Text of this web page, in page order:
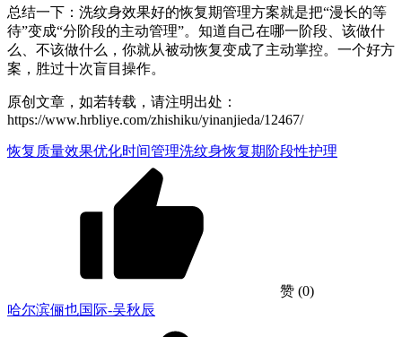
总结一下：洗纹身效果好的恢复期管理方案就是把“漫长的等
待”变成“分阶段的主动管理”。知道自己在哪一阶段、该做什
么、不该做什么，你就从被动恢复变成了主动掌控。一个好方
案，胜过十次盲目操作。
原创文章，如若转载，请注明出处：
https://www.hrbliye.com/zhishiku/yinanjieda/12467/
恢复质量效果优化时间管理洗纹身恢复期 阶段性护理
赞 (0)
哈尔滨俪也国际-吴秋辰